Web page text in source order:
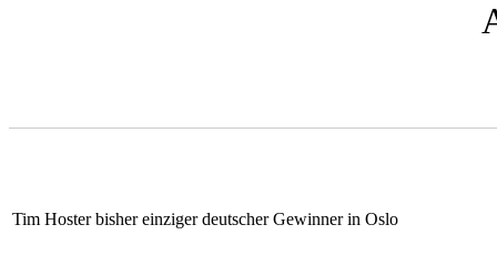
Tim Hoster bisher einziger deutscher Gewinner in Oslo